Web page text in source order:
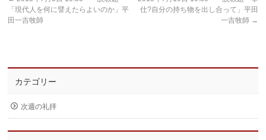
「現代人を何に譬えたらよいのか」平
田一吉牧師
仕?自分の持ち物を出し合って」平田
一吉牧師 →
カテゴリー
次週の礼拝